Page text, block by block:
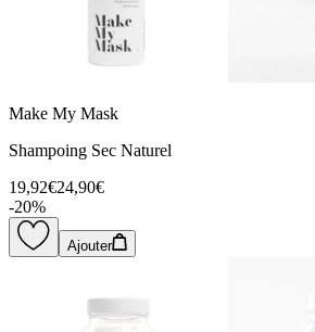
Make My Mask
Shampoing Sec Naturel
19,92€24,90€
-20%
Ajouter